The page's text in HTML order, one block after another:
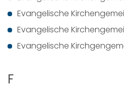
Evangelische
Evangelische
Evangelische
F